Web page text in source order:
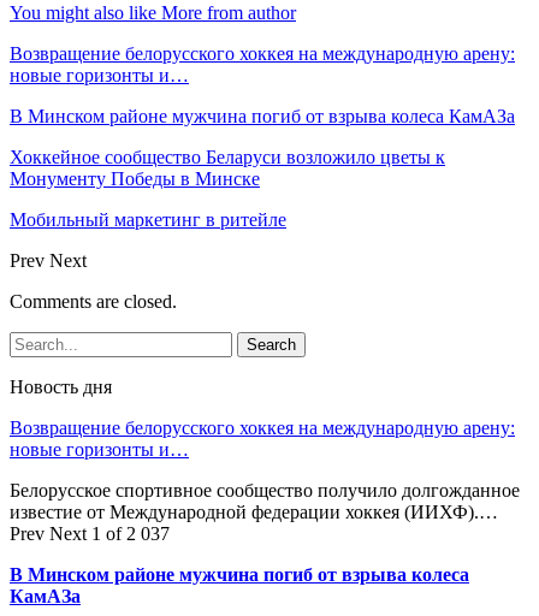
You might also like More from author
Возвращение белорусского хоккея на международную арену:
новые горизонты и…
В Минском районе мужчина погиб от взрыва колеса КамАЗа
Хоккейное сообщество Беларуси возложило цветы к
Монументу Победы в Минске
Мобильный маркетинг в ритейле
Prev Next
Comments are closed.
Новость дня
Возвращение белорусского хоккея на международную арену:
новые горизонты и…
Белорусское спортивное сообщество получило долгожданное
известие от Международной федерации хоккея (ИИХФ).…
Prev Next 1 of 2 037
В Минском районе мужчина погиб от взрыва колеса
КамАЗа